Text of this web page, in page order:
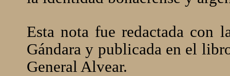
Esta nota fue redactada con
Gándara y publicada en el
General Alvear.